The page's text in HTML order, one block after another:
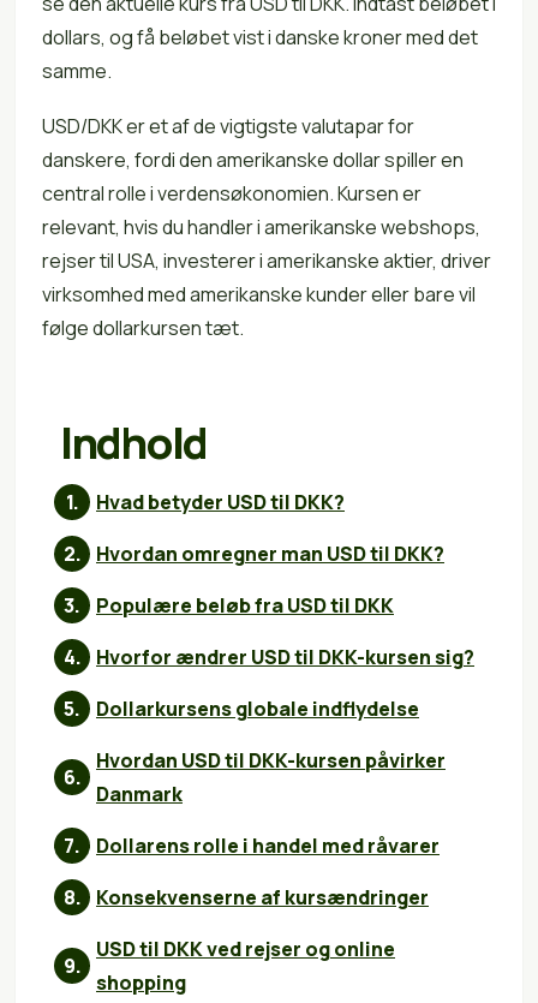
dollars, og få beløbet vist i danske kroner med det
samme.
USD/DKK er et af de vigtigste valutapar for
danskere, fordi den amerikanske dollar spiller en
central rolle i verdensøkonomien. Kursen er
relevant, hvis du handler i amerikanske webshops,
rejser til USA, investerer i amerikanske aktier, driver
virksomhed med amerikanske kunder eller bare vil
følge dollarkursen tæt.
Indhold
Hvad betyder USD til DKK?
Hvordan omregner man USD til DKK?
Populære beløb fra USD til DKK
Hvorfor ændrer USD til DKK-kursen sig?
Dollarkursens globale indflydelse
Hvordan USD til DKK-kursen påvirker
Danmark
Dollarens rolle i handel med råvarer
Konsekvenserne af kursændringer
USD til DKK ved rejser og online
shopping